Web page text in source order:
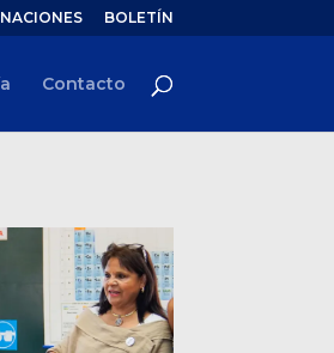
BOLETÍN
Contacto